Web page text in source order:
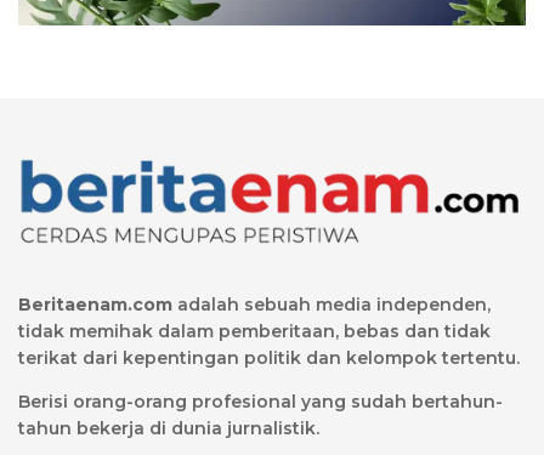
Beritaenam.com adalah sebuah media independen,
tidak memihak dalam pemberitaan, bebas dan tidak
terikat dari kepentingan politik dan kelompok tertentu.
Berisi orang-orang profesional yang sudah bertahun-
tahun bekerja di dunia jurnalistik.